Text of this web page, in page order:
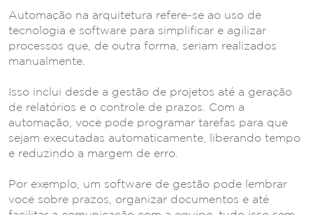
Automação na arquitetura refere-se ao uso de
tecnologia e software para simplificar e agilizar
processos que, de outra forma, seriam realizados
manualmente.
Isso inclui desde a gestão de projetos até a geração
de relatórios e o controle de prazos. Com a
automação, você pode programar tarefas para que
sejam executadas automaticamente, liberando tempo
e reduzindo a margem de erro.
Por exemplo, um software de gestão pode lembrar
você sobre prazos, organizar documentos e até